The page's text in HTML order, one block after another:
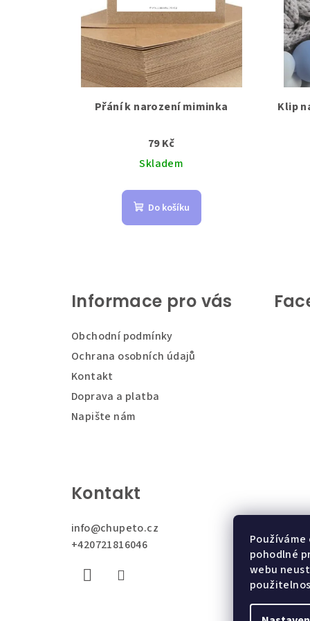
Používáme
pohodlné
webu
Přání k narození miminka
79 Kč
Skladem
Do košíku
Klip
Informace pro vás
Obchodní podmínky
Ochrana osobních údajů
Kontakt
Doprava a platba
Napište nám
Kontakt
info@chupeto.cz
+420721816046